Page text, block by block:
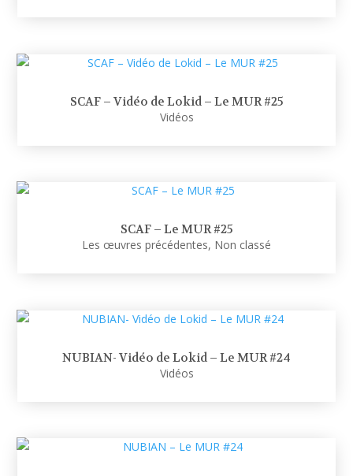
SCAF – Vidéo de Lokid – Le MUR #25
Vidéos
SCAF – Le MUR #25
Les œuvres précédentes, Non classé
NUBIAN- Vidéo de Lokid – Le MUR #24
Vidéos